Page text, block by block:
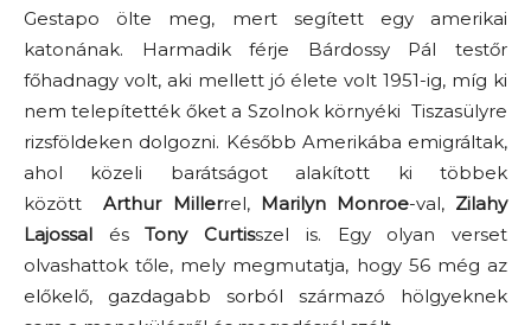
Gestapo ölte meg, mert segített egy amerikai
katonának. Harmadik férje Bárdossy Pál testőr
főhadnagy volt, aki mellett jó élete volt 1951-ig, míg ki
nem telepítették őket a Szolnok környéki Tiszasülyre
rizsföldeken dolgozni. Később Amerikába emigráltak,
ahol közeli barátságot alakított ki többek
közöttArthur Millerrel, Marilyn Monroe-val, Zilahy
Lajossal ésTony Curtisszel is. Egy olyan verset
olvashattok tőle, mely megmutatja, hogy 56 még az
előkelő, gazdagabb sorból származó hölgyeknek